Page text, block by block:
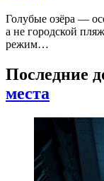
Голубые озёра —
а не городской
режим…
Последние
места